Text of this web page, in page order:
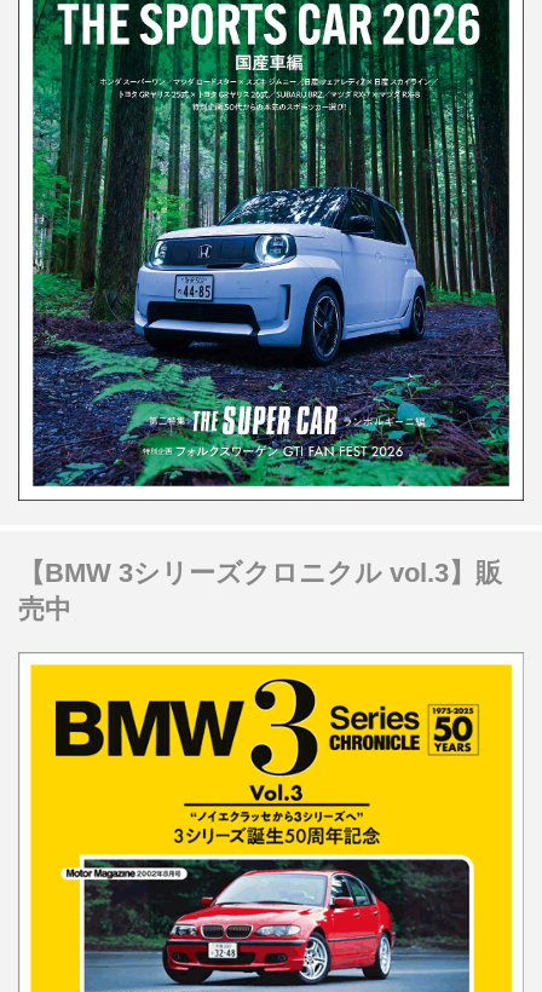
【BMW 3シリーズクロニクル vol.3】販
売中